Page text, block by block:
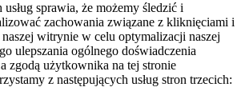
sprawia, że możemy śledzić i
zachowania związane z kliknięciami i
witrynie w celu optymalizacji naszej
ulepszania ogólnego doświadczenia
zgodą użytkownika na tej stronie
z następujących usług stron trzecich: